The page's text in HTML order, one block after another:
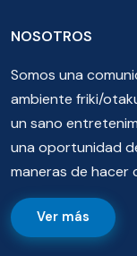
NOSOTROS
Somos una
ambiente friki/
un sano
una oportunidad
maneras de hacer
Ver más